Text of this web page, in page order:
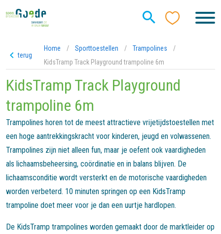
terug
Home / Sporttoestellen / Trampolines
/
KidsTramp Track Playground trampoline 6m
KidsTramp Track Playground
trampoline 6m
Trampolines horen tot de meest attractieve vrijetijdstoestellen met
een hoge aantrekkingskracht voor kinderen, jeugd en volwassenen.
Trampolines zijn niet alleen fun, maar je oefent ook vaardigheden
als lichaamsbeheersing, coördinatie en in balans blijven. De
lichaamsconditie wordt versterkt en de motorische vaardigheden
worden verbeterd. 10 minuten springen op een KidsTramp
trampoline doet meer voor je dan een uurtje hardlopen.
De KidsTramp trampolines worden gemaakt door de marktleider op